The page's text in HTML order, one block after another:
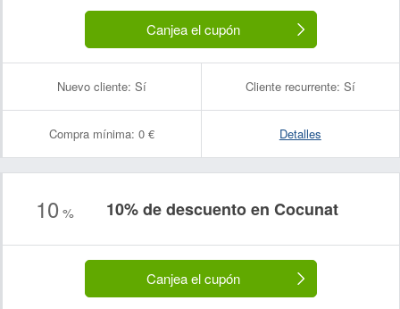
Canjea el cupón
Nuevo cliente: Sí Cliente recurrente: Sí
Compra mínima: 0 € Detalles
10 % 10% de descuento en Cocunat
Canjea el cupón